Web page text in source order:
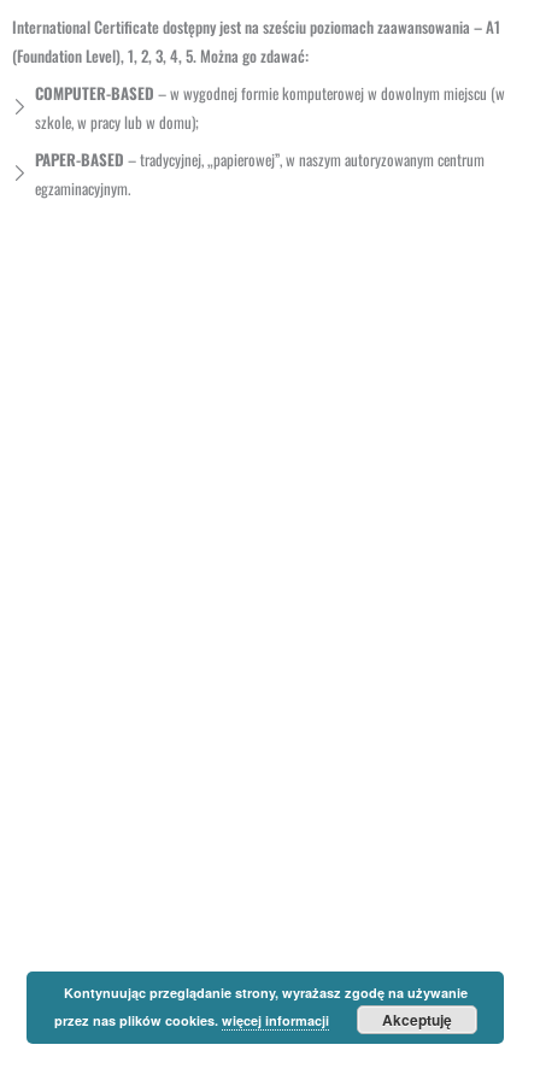
International Certificate dostępny jest na sześciu poziomach zaawansowania – A1
(Foundation Level), 1, 2, 3, 4, 5. Można go zdawać:
COMPUTER-BASED – w wygodnej formie komputerowej w dowolnym miejscu (w
szkole, w pracy lub w domu);
PAPER-BASED – tradycyjnej, „papierowej”, w naszym autoryzowanym centrum
egzaminacyjnym.
Kontynuując przeglądanie strony, wyrażasz zgodę na używanie
przez nas plików cookies. więcej informacji Akceptuję